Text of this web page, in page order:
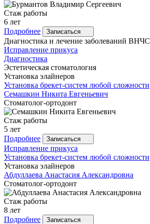
Стаж работы
6 лет
Подробнее
Записаться
Диагностика и лечение заболеваний ВНЧС
Исправление прикуса
Диагностика
Эстетическая стоматология
Установка элайнеров
Установка брекет-систем любой сложности
Семашкин Никита Евгеньевич
Стоматолог-ортодонт
Стаж работы
5 лет
Подробнее
Записаться
Исправление прикуса
Установка брекет-систем любой сложности
Установка элайнеров
Абдуллаева Анастасия Александровна
Стоматолог-ортодонт
Стаж работы
8 лет
Подробнее
Записаться